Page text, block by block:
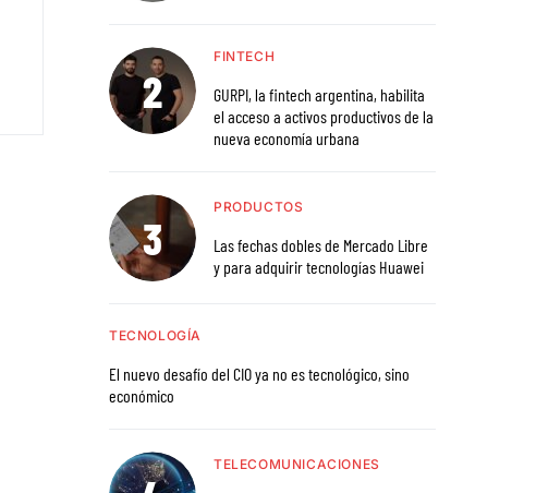
FINTECH
GURPI, la fintech argentina, habilita
el acceso a activos productivos de la
nueva economía urbana
PRODUCTOS
Las fechas dobles de Mercado Libre
y para adquirir tecnologías Huawei
TECNOLOGÍA
El nuevo desafío del CIO ya no es tecnológico, sino
económico
TELECOMUNICACIONES